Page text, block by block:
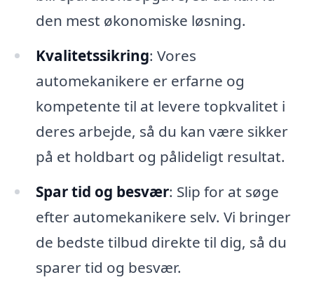
den mest økonomiske løsning.
Kvalitetssikring: Vores
automekanikere er erfarne og
kompetente til at levere topkvalitet i
deres arbejde, så du kan være sikker
på et holdbart og pålideligt resultat.
Spar tid og besvær: Slip for at søge
efter automekanikere selv. Vi bringer
de bedste tilbud direkte til dig, så du
sparer tid og besvær.